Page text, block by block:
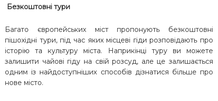
Безкоштовні тури
Багато європейських міст пропонують безкоштовні
пішохідні тури, під час яких місцеві гіди розповідають про
історію та культуру міста. Наприкінці туру ви можете
залишити чайові гіду на свій розсуд, але це залишається
одним із найдоступніших способів дізнатися більше про
нове місто.